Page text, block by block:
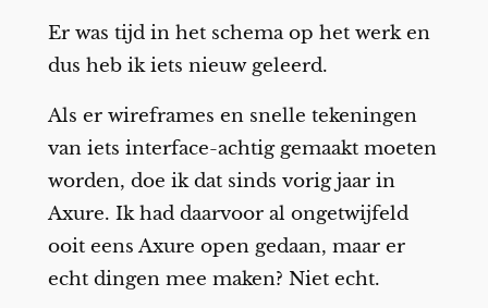
Er was tijd in het schema op het werk en
dus heb ik iets nieuw geleerd.
Als er wireframes en snelle tekeningen
van iets interface-achtig gemaakt moeten
worden, doe ik dat sinds vorig jaar in
Axure. Ik had daarvoor al ongetwijfeld
ooit eens Axure open gedaan, maar er
echt dingen mee maken? Niet echt.